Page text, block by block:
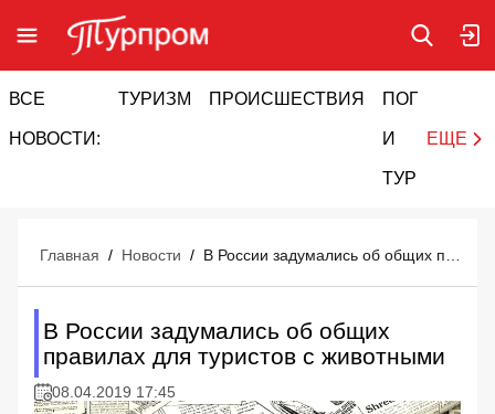
ВСЕ
НОВОСТИ:
ТУРИЗМ ПРОИСШЕСТВИЯ ПОГОДА
И
ТУРИЗМ
ЕЩЕ
Главная / Новости /
В России задумались об общих
правилах для туристов с животными
08.04.2019 17:45